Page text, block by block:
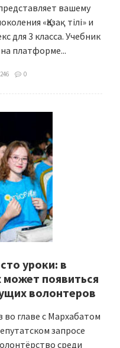
вашему
«Қазақ тілі» и
для 3 класса. Учебник
платформе...
0
уроки: в
может появиться
волонтеров
главе с Мархабатом
запросе
среди